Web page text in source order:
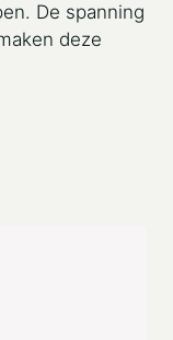
De spanning
deze